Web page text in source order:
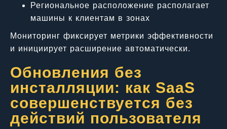
Региональное расположение располагает
машины к клиентам в зонах
Мониторинг фиксирует метрики эффективности
и инициирует расширение автоматически.
Обновления без
инсталляции: как SaaS
совершенствуется без
действий пользователя